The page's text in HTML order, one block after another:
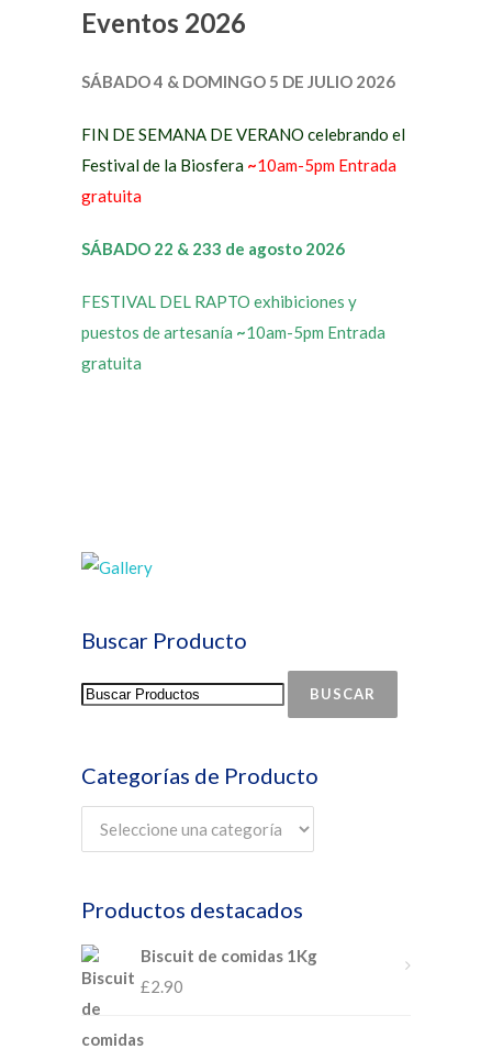
Eventos 2026
SÁBADO 4 & DOMINGO 5 DE JULIO 2026
FIN DE SEMANA DE VERANO celebrando el
Festival de la Biosfera ~10am-5pm Entrada
gratuita
SÁBADO 22 & 233 de agosto 2026
FESTIVAL DEL RAPTO exhibiciones y
puestos de artesanía ~10am-5pm Entrada
gratuita
Buscar Producto
BUSCAR
Categorías de Producto
Productos destacados
Biscuit de comidas 1Kg
£2.90